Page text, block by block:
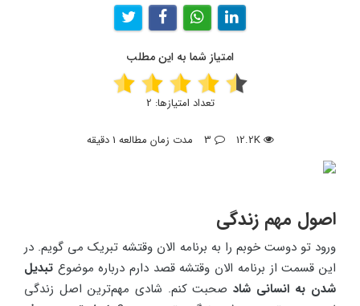
امتیاز شما به این مطلب
تعداد امتیازها: 2
12.2K مدت زمان مطالعه 1 دقیقه
اصول مهم زندگی
ورود تو دوست خوبم را به برنامه الان وقتشه تبریک می گویم. در
این قسمت از برنامه الان وقتشه قصد دارم درباره موضوع تبدیل
شدن به انسانی شادصحبت کنم. شادی مهم‌ترین اصل زندگی